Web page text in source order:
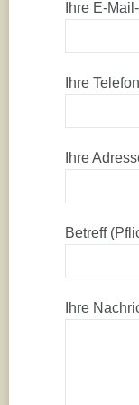
Ihre E-
Ihre
Ihre
Betreff
Ihre